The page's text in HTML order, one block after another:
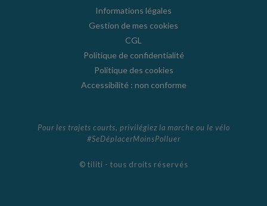
Informations légales
Gestion de mes cookies
CGL
Politique de confidentialité
Politique des cookies
Accessibilité : non conforme
Pour les trajets courts, privilégiez la marche ou le vélo
#SeDéplacerMoinsPolluer
© tiliti - tous droits réservés